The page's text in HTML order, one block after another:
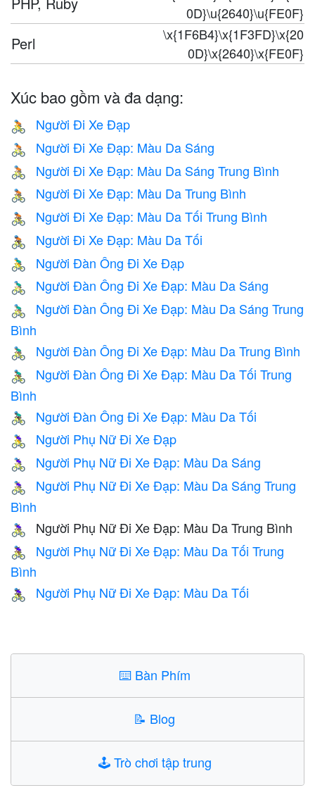
0D}\u{2640}\u{FE0F}
Perl
\x{1F6B4}\x{1F3FD}\x{20
0D}\x{2640}\x{FE0F}
Xúc bao gồm và đa dạng:
🚴 Người Đi Xe Đạp
🚴🏻 Người Đi Xe Đạp: Màu Da Sáng
🚴🏼 Người Đi Xe Đạp: Màu Da Sáng Trung Bình
🚴🏽 Người Đi Xe Đạp: Màu Da Trung Bình
🚴🏾 Người Đi Xe Đạp: Màu Da Tối Trung Bình
🚴🏿 Người Đi Xe Đạp: Màu Da Tối
🚴‍♂️ Người Đàn Ông Đi Xe Đạp
🚴🏻‍♂️ Người Đàn Ông Đi Xe Đạp: Màu Da Sáng
🚴🏼‍♂️
Người Đàn Ông Đi Xe Đạp: Màu Da Sáng Trung
Bình
🚴🏽‍♂️ Người Đàn Ông Đi Xe Đạp: Màu Da Trung Bình
🚴🏾‍♂️
Người Đàn Ông Đi Xe Đạp: Màu Da Tối Trung
Bình
🚴🏿‍♂️ Người Đàn Ông Đi Xe Đạp: Màu Da Tối
🚴‍♀️ Người Phụ Nữ Đi Xe Đạp
🚴🏻‍♀️ Người Phụ Nữ Đi Xe Đạp: Màu Da Sáng
🚴🏼‍♀️
Người Phụ Nữ Đi Xe Đạp: Màu Da Sáng Trung
Bình
🚴🏽‍♀️ Người Phụ Nữ Đi Xe Đạp: Màu Da Trung Bình
🚴🏾‍♀️
Người Phụ Nữ Đi Xe Đạp: Màu Da Tối Trung
Bình
🚴🏿‍♀️ Người Phụ Nữ Đi Xe Đạp: Màu Da Tối
⌨️ Bàn Phím
📝 Blog
🕹️Trò chơi tập trung